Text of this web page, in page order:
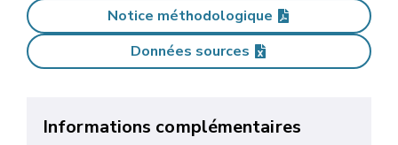
Notice méthodologique
Données sources
Informations complémentaires